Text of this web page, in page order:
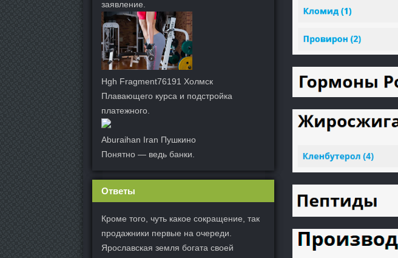
заявление.
Hgh Fragment76191 Холмск
Плавающего курса и подстройка
платежного.
Aburaihan Iran Пушкино
Понятно — ведь банки.
Ответы
Кроме того, чуть какое сокращение, так
продажники первые на очереди.
Ярославская земля богата своей